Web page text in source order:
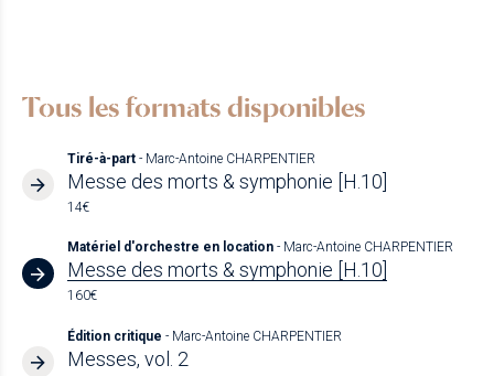
Tous les formats disponibles
Tiré-à-part - Marc-Antoine CHARPENTIER
Messe des morts & symphonie [H.10]
14€
Matériel d'orchestre en location - Marc-Antoine CHARPENTIER
Messe des morts & symphonie [H.10]
160€
Édition critique - Marc-Antoine CHARPENTIER
Messes, vol. 2